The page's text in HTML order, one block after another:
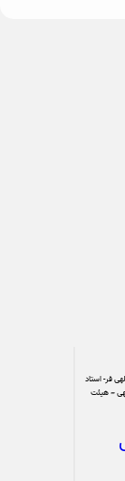
فر- استاد
– هیئت